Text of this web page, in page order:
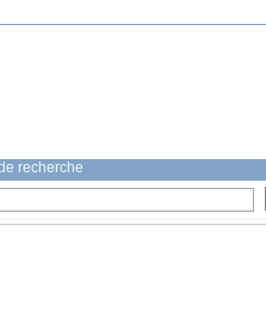
recherche